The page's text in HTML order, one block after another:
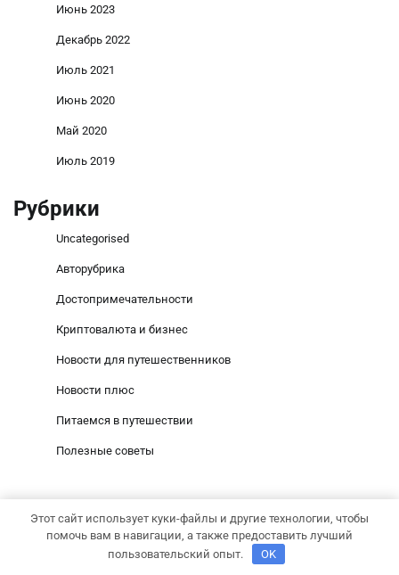
Июнь 2023
Декабрь 2022
Июль 2021
Июнь 2020
Май 2020
Июль 2019
Рубрики
Uncategorised
Авторубрика
Достопримечательности
Криптовалюта и бизнес
Новости для путешественников
Новости плюс
Питаемся в путешествии
Полезные советы
Copyright © 2026goldshanson.ruТема Social News от
Этот сайт использует куки-файлы и другие технологии, чтобы
помочь вам в навигации, а также предоставить лучший
пользовательский опыт.
OK